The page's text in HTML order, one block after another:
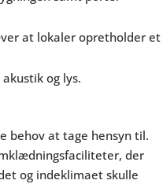
at lokaler opretholder et
og lys.
behov at tage hensyn til.
der
og indeklimaet skulle